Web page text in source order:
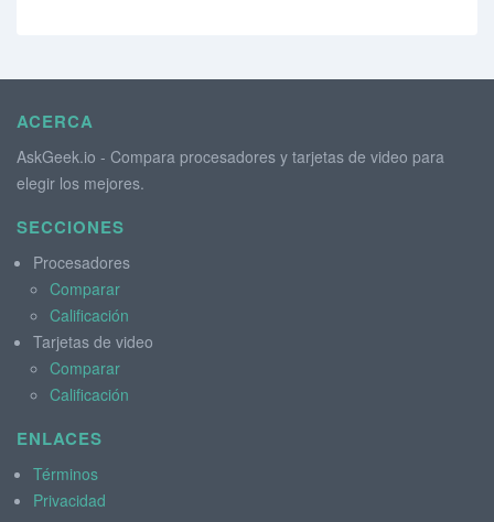
ACERCA
AskGeek.io - Compara procesadores y tarjetas de video para
elegir los mejores.
SECCIONES
Procesadores
Comparar
Calificación
Tarjetas de video
Comparar
Calificación
ENLACES
Términos
Privacidad